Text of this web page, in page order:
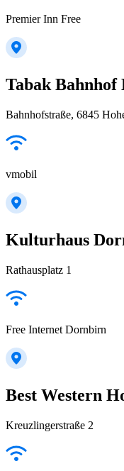
Premier Inn Free
Tabak Bahnhof
Bahnhofstraße, 6845
vmobil
Kulturhaus
Rathausplatz 1
Free Internet Dornbirn
Best Western
Kreuzlingerstraße 2